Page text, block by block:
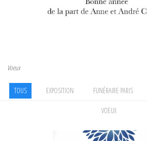
Voeux
Navigation de l’article
Article précédent
TOUS EXPOSITION FUNÉRAIRE PARIS
VOEUX